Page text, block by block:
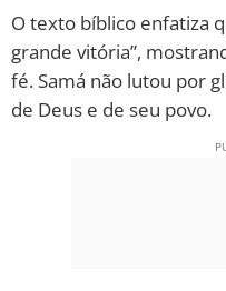
O texto bíblico enfatiza
grande vitória”,
fé. Samá não lutou por
de Deus e de seu povo.